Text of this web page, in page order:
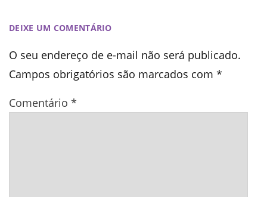
DEIXE UM COMENTÁRIO
O seu endereço de e-mail não será publicado.
Campos obrigatórios são marcados com *
Comentário *